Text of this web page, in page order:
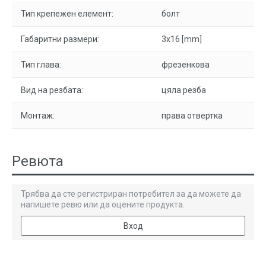
Тип крепежен елемент: болт
Габаритни размери: 3x16 [mm]
Тип глава: фрезенкова
Вид на резбата: цяла резба
Монтаж: права отвертка
Ревюта
Трябва да сте регистриран потребител за да можете да
напишете ревю или да оцените продукта.
Вход